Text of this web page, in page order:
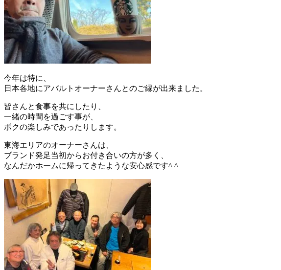
今年は特に、
日本各地にアバルトオーナーさんとのご縁が出来ました。
皆さんと食事を共にしたり、
一緒の時間を過ごす事が、
ボクの楽しみであったりします。
東海エリアのオーナーさんは、
ブランド発足当初からお付き合いの方が多く、
なんだかホームに帰ってきたような安心感です^ ^